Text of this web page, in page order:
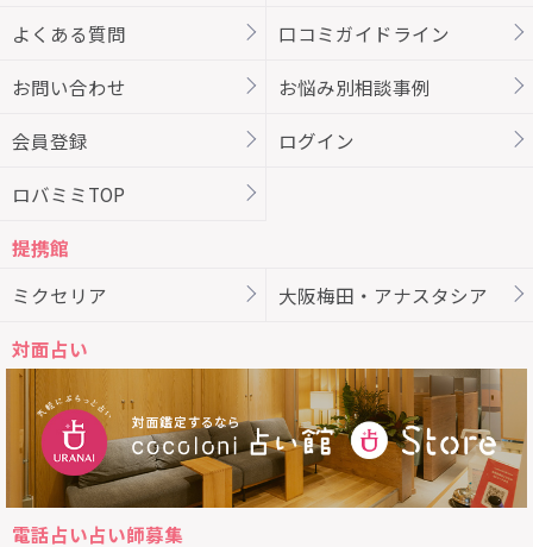
よくある質問 口コミガイドライン
お問い合わせ お悩み別相談事例
会員登録 ログイン
ロバミミTOP
提携館
ミクセリア
大阪梅田・アナスタシア
対面占い
電話占い占い師募集